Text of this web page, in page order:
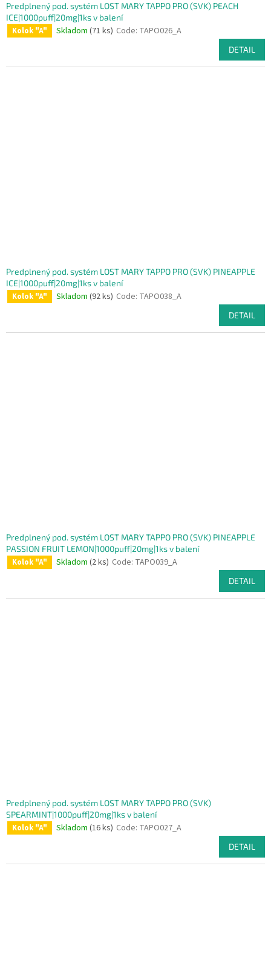
Predplnený pod. systém LOST MARY TAPPO PRO (SVK) PEACH
ICE|1000puff|20mg|1ks v balení
Kolok "A" Skladom (71 ks) Code: TAPO026_A
DETAIL
Predplnený pod. systém LOST MARY TAPPO PRO (SVK) PINEAPPLE
ICE|1000puff|20mg|1ks v balení
Kolok "A" Skladom (92 ks) Code: TAPO038_A
DETAIL
Predplnený pod. systém LOST MARY TAPPO PRO (SVK) PINEAPPLE
PASSION FRUIT LEMON|1000puff|20mg|1ks v balení
Kolok "A" Skladom (2 ks) Code: TAPO039_A
DETAIL
Predplnený pod. systém LOST MARY TAPPO PRO (SVK)
SPEARMINT|1000puff|20mg|1ks v balení
Kolok "A" Skladom (16 ks) Code: TAPO027_A
DETAIL